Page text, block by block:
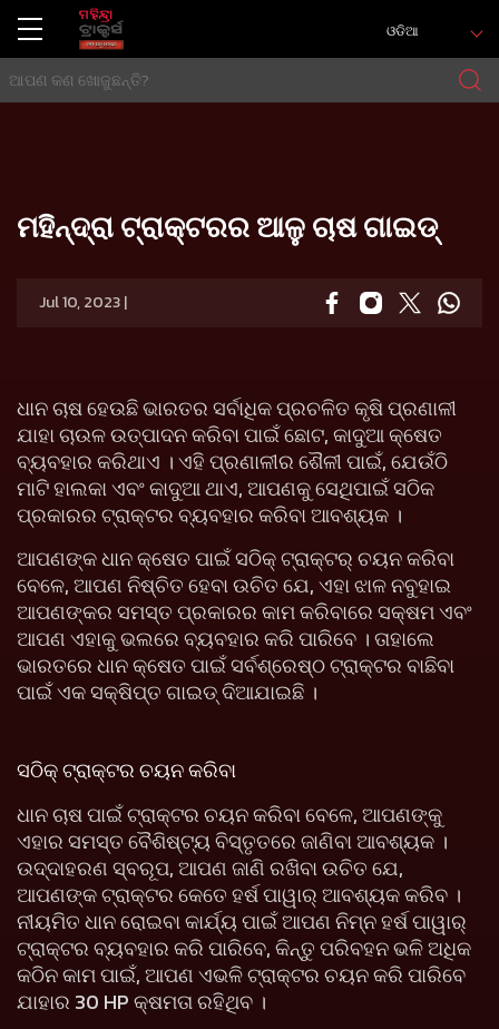
ଓଡିଆ
ମହିନ୍ଦ୍ରା ଟ୍ରାକ୍ଟରର ଆଳୁ ଚାଷ ଗାଇଡ୍
Jul 10, 2023 |
ଧାନ ଚାଷ ହେଉଛି ଭାରତର ସର୍ବାଧିକ ପ୍ରଚଳିତ କୃଷି ପ୍ରଣାଳୀ
ଯାହା ଚାଉଳ ଉତ୍ପାଦନ କରିବା ପାଇଁ ଛୋଟ, କାଦୁଆ କ୍ଷେତ
ବ୍ୟବହାର କରିଥାଏ । ଏହି ପ୍ରଣାଳୀର ଶୈଳୀ ପାଇଁ, ଯେଉଁଠି
ମାଟି ହାଲକା ଏବଂ କାଦୁଆ ଥାଏ, ଆପଣକୁ ସେଥିପାଇଁ ସଠିକ
ପ୍ରକାରର ଟ୍ରାକ୍ଟର ବ୍ୟବହାର କରିବା ଆବଶ୍ୟକ ।
ଆପଣଙ୍କ ଧାନ କ୍ଷେତ ପାଇଁ ସଠିକ୍ ଟ୍ରାକ୍ଟର୍ ଚୟନ କରିବା
ବେଳେ, ଆପଣ ନିଷ୍ଚିତ ହେବା ଉଚିତ ଯେ, ଏହା ଝାଳ ନବୁହାଇ
ଆପଣଙ୍କର ସମସ୍ତ ପ୍ରକାରର କାମ କରିବାରେ ସକ୍ଷମ ଏବଂ
ଆପଣ ଏହାକୁ ଭଲରେ ବ୍ୟବହାର କରି ପାରିବେ । ତାହାଲେ
ଭାରତରେ ଧାନ କ୍ଷେତ ପାଇଁ ସର୍ବଶ୍ରେଷ୍ଠ ଟ୍ରାକ୍ଟର ବାଛିବା
ପାଇଁ ଏକ ସକ୍ଷିପ୍ତ ଗାଇଡ୍ ଦିଆଯାଇଛି ।
ସଠିକ୍ ଟ୍ରାକ୍ଟର ଚୟନ କରିବା
ଧାନ ଚାଷ ପାଇଁ ଟ୍ରାକ୍ଟର ଚୟନ କରିବା ବେଳେ, ଆପଣଙ୍କୁ
ଏହାର ସମସ୍ତ ବୈଶିଷ୍ଟ୍ୟ ବିସ୍ତୃତରେ ଜାଣିବା ଆବଶ୍ୟକ ।
ଉଦ୍ଦାହରଣ ସ୍ବରୂପ, ଆପଣ ଜାଣି ରଖିବା ଉଚିତ ଯେ,
ଆପଣଙ୍କ ଟ୍ରାକ୍ଟର କେତେ ହର୍ଷ ପାୱାର୍ ଆବଶ୍ୟକ କରିବ ।
ନୀୟମିତ ଧାନ ରୋଇବା କାର୍ଯ୍ୟ ପାଇଁ ଆପଣ ନିମ୍ନ ହର୍ଷ ପାୱାର୍
ଟ୍ରାକ୍ଟର ବ୍ୟବହାର କରି ପାରିବେ, କିନ୍ତୁ ପରିବହନ ଭଳି ଅଧିକ
କଠିନ କାମ ପାଇଁ, ଆପଣ ଏଭଳି ଟ୍ରାକ୍ଟର ଚୟନ କରି ପାରିବେ
ଯାହାର 30 HP କ୍ଷମତା ରହିଥିବ ।